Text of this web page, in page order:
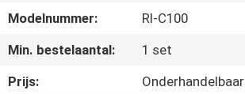
FABRIEKSRONDLEIDING
KWALITEITSCONTROLE
Modelnummer:
Rl-C100
Min. bestelaantal:
1 set
Prijs:
Onderhandelbaar